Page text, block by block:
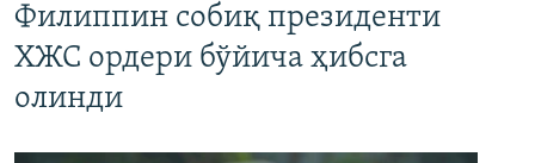
Филиппин собиқ президенти
ХЖС ордери бўйича ҳибсга
олинди